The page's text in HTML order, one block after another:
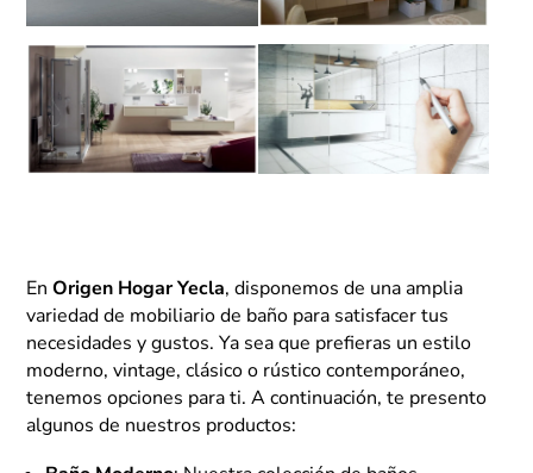
En Origen Hogar Yecla, disponemos de una amplia
variedad de mobiliario de baño para satisfacer tus
necesidades y gustos. Ya sea que prefieras un estilo
moderno, vintage, clásico o rústico contemporáneo,
tenemos opciones para ti. A continuación, te presento
algunos de nuestros productos: